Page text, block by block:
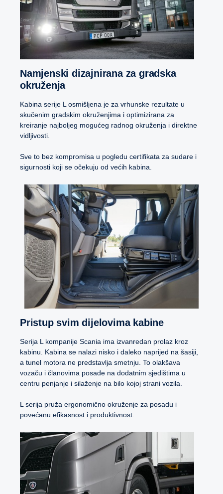
Namjenski dizajnirana za gradska
okruženja
Kabina serije L osmišljena je za vrhunske rezultate u
skučenim gradskim okruženjima i optimizirana za
kreiranje najboljeg mogućeg radnog okruženja i direktne
vidljivosti.
Sve to bez kompromisa u pogledu certifikata za sudare i
sigurnosti koji se očekuju od većih kabina.
Pristup svim dijelovima kabine
Serija L kompanije Scania ima izvanredan prolaz kroz
kabinu. Kabina se nalazi nisko i daleko naprijed na šasiji,
a tunel motora ne predstavlja smetnju. To olakšava
vozaču i članovima posade na dodatnim sjedištima u
centru penjanje i silaženje na bilo kojoj strani vozila.
L serija pruža ergonomično okruženje za posadu i
povećanu efikasnost i produktivnost.